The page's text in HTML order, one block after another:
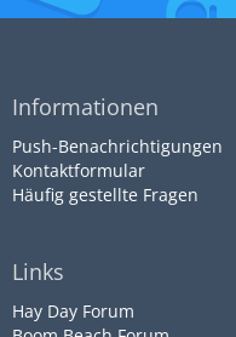
Informationen
Push-Benachrichtigungen
Kontaktformular
Häufig gestellte Fragen
Links
Hay Day Forum